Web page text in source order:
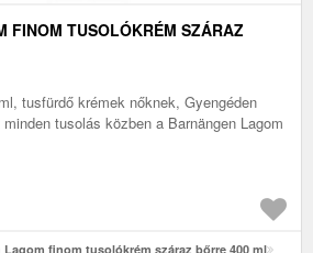
FINOM TUSOLÓKRÉM SZÁRAZ
tusfürdő krémek nőknek, Gyengéden
tusolás közben a Barnängen Lagom
finom tusolókrém száraz bőrre 400 ml